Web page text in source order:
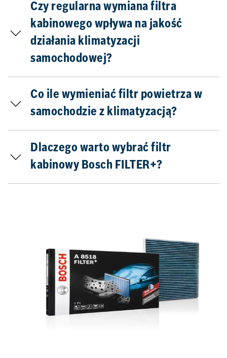
Czy regularna wymiana filtra
kabinowego wpływa na jakość
działania klimatyzacji
samochodowej?
Co ile wymieniać filtr powietrza w
samochodzie z klimatyzacją?
Dlaczego warto wybrać filtr
kabinowy Bosch FILTER+?